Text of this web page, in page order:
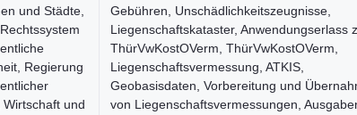
und Städte,
Regierung
Wirtschaft und
Gebühren, Unschädlichkeitszeugnisse,
Liegenschaftskataster, Anwendungserlass
ThürVwKostOVerm, ThürVwKostOVerm,
Liegenschaftsvermessung, ATKIS,
Geobasisdaten, Vorbereitung und
von Liegenschaftsvermessungen,